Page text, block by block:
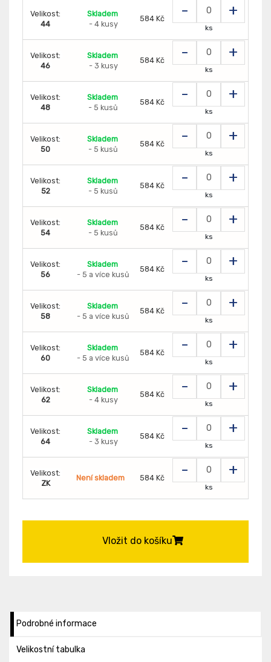
Velikost:
44
Skladem
- 4 kusy
584 Kč - +
ks
Velikost:
46
Skladem
- 3 kusy
584 Kč - +
ks
Velikost:
48
Skladem
- 5 kusů
584 Kč - +
ks
Velikost:
50
Skladem
- 5 kusů
584 Kč - +
ks
Velikost:
52
Skladem
- 5 kusů
584 Kč - +
ks
Velikost:
54
Skladem
- 5 kusů
584 Kč - +
ks
Velikost:
56
Skladem
- 5 a více kusů
584 Kč - +
ks
Velikost:
58
Skladem
- 5 a více kusů
584 Kč - +
ks
Velikost:
60
Skladem
- 5 a více kusů
584 Kč - +
ks
Velikost:
62
Skladem
- 4 kusy
584 Kč - +
ks
Velikost:
64
Skladem
- 3 kusy
584 Kč - +
ks
Velikost:
ZK
Není skladem 584 Kč - +
ks
Vložit do košíku
Podrobné informace
Velikostní tabulka